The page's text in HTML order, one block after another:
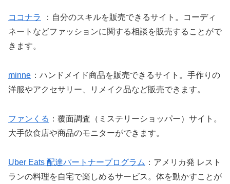
ココナラ
：自分のスキルを販売できるサイト。コーディ
ネートなどファッションに関する相談を販売することがで
きます。
minne ：ハンドメイド商品を販売できるサイト。手作りの
洋服やアクセサリー、リメイク品など販売できます。
ファンくる ：覆面調査（ミステリーショッパー）サイト。
大手飲食店や商品のモニターができます。
Uber Eats 配達パートナープログラム ：アメリカ発 レスト
ランの料理を自宅で楽しめるサービス。体を動かすことが